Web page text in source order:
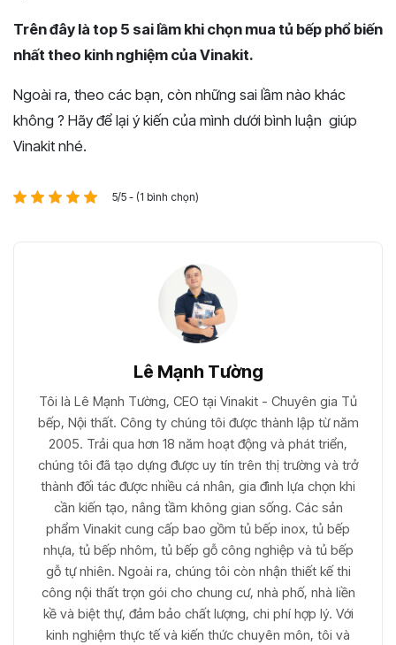
Trên đây là top 5 sai lầm khi chọn mua tủ bếp phổ biến
nhất theo kinh nghiệm của Vinakit.
Ngoài ra, theo các bạn, còn những sai lầm nào khác
không ? Hãy để lại ý kiến của mình dưới bình luận giúp
Vinakit nhé.
5/5 - (1 bình chọn)
Lê Mạnh Tường
Tôi là Lê Mạnh Tường, CEO tại Vinakit - Chuyên gia Tủ
bếp, Nội thất. Công ty chúng tôi được thành lập từ năm
2005. Trải qua hơn 18 năm hoạt động và phát triển,
chúng tôi đã tạo dựng được uy tín trên thị trường và trở
thành đối tác được nhiều cá nhân, gia đình lựa chọn khi
cần kiến tạo, nâng tầm không gian sống. Các sản
phẩm Vinakit cung cấp bao gồm tủ bếp inox, tủ bếp
nhựa, tủ bếp nhôm, tủ bếp gỗ công nghiệp và tủ bếp
gỗ tự nhiên. Ngoài ra, chúng tôi còn nhận thiết kế thi
công nội thất trọn gói cho chung cư, nhà phố, nhà liền
kề và biệt thự, đảm bảo chất lượng, chi phí hợp lý. Với
kinh nghiệm thực tế và kiến thức chuyên môn, tôi và